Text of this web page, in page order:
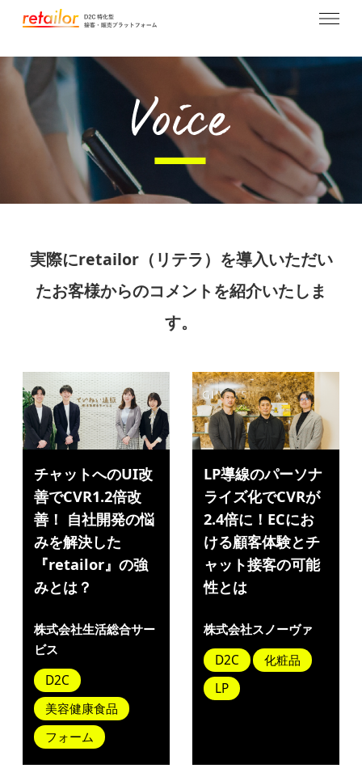
実際にretailor（リテラ）を導入いただい
たお客様からのコメントを紹介いたしま
す。
チャットへのUI改
善でCVR1.2倍改
善！ 自社開発の悩
みを解決した
『retailor』の強
みとは？
株式会社生活総合サー
ビス
D2C
美容健康食品
フォーム
LP導線のパーソナ
ライズ化でCVRが
2.4倍に！ECにお
ける顧客体験とチ
ャット接客の可能
性とは
株式会社スノーヴァ
D2C
化粧品
LP